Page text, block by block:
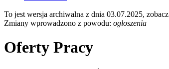
To jest wersja archiwalna z dnia 03.07.2025, zobacz
Zmiany wprowadzono z powodu: ogloszenia
Oferty Pracy